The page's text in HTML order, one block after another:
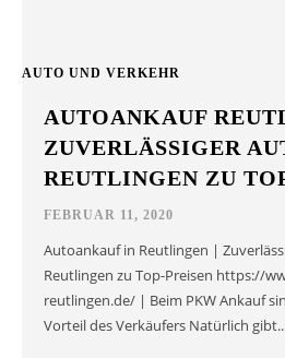
AUTO UND VERKEHR
AUTOANKAUF
ZUVERLÄSSIGER
REUTLINGEN ZU
FEBRUAR 11, 2020
Autoankauf in Reutlingen |
Reutlingen zu Top-Preisen https://
reutlingen.de/ | Beim PKW Ankauf
Vorteil des Verkäufers Natürlich